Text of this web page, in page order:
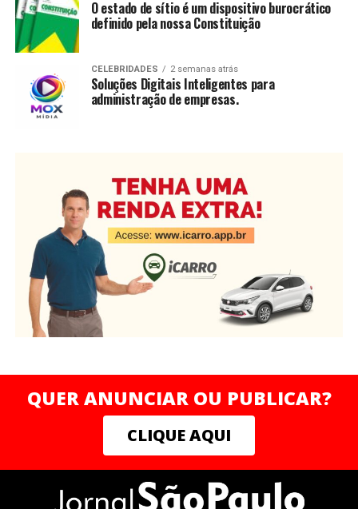
O estado de sítio é um dispositivo burocrático
definido pela nossa Constituição
CELEBRIDADES 2 semanas atrás
Soluções Digitais Inteligentes para
administração de empresas.
QUER ANUNCIAR OU PUBLICAR?
CLIQUE AQUI